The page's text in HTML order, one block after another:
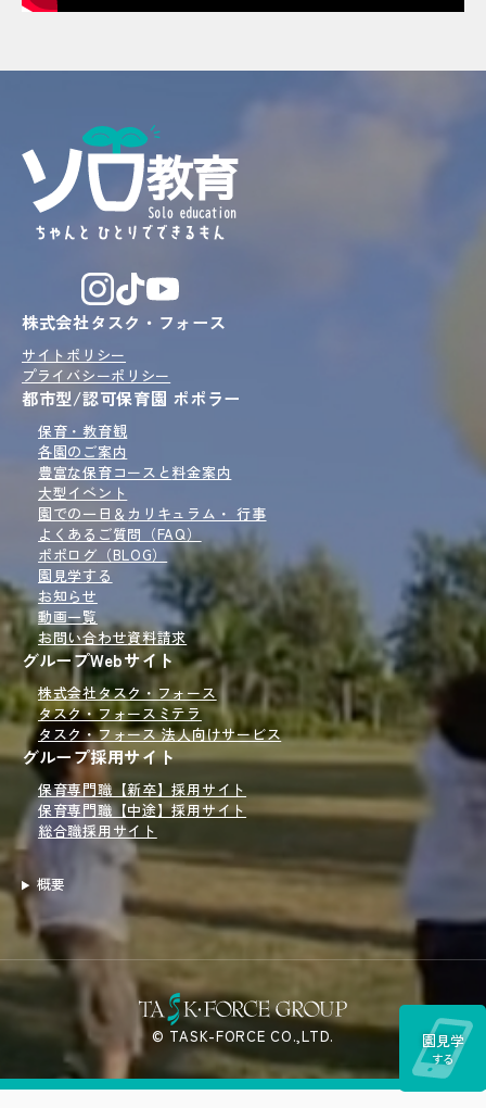
園見学
する
株式会社タスク・フォース
サイトポリシー
プライバシーポリシー
都市型/認可保育園 ポポラー
保育・教育観
各園のご案内
豊富な保育コースと料金案内
大型イベント
園での一日＆カリキュラム・ 行事
よくあるご質問（FAQ）
ポポログ （BLOG）
園見学する
お知らせ
動画一覧
お問い合わせ資料請求
グループWebサイト
株式会社タスク・フォース
タスク・フォースミテラ
タスク・フォース 法人向けサービス
グループ採用サイト
保育専門職【新卒】採用サイト
保育専門職【中途】採用サイト
総合職採用サイト
概要
© TASK-FORCE CO.,LTD.